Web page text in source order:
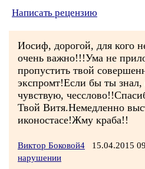
Написать рецензию
Иосиф, дорогой, для кого
очень важно!!!Ума не
пропустить твой
экспромт!Если бы ты знал,
чувствую,
Твой Витя.Немедленно
иконостасе!Жму краба!!
Виктор Боковой4 15.04.2015
нарушении